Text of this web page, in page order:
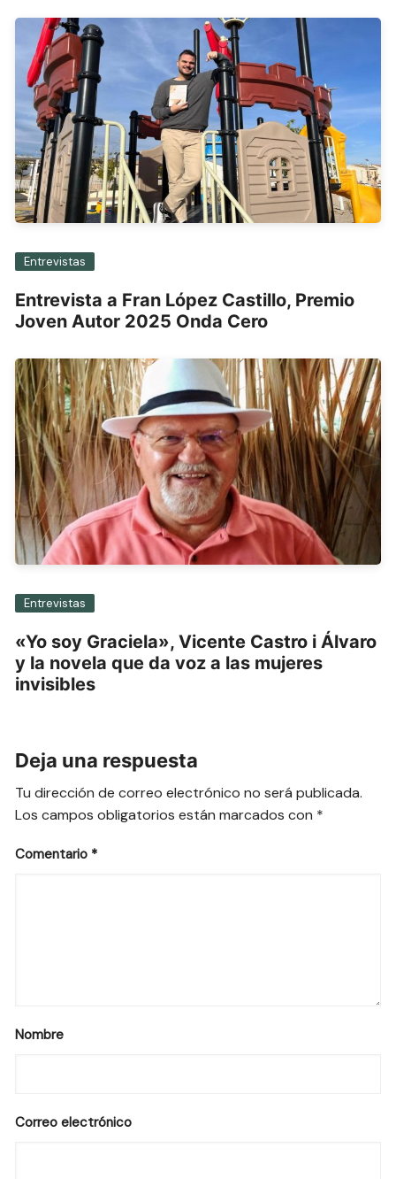
Entrevistas
Entrevista a Fran López Castillo, Premio
Joven Autor 2025 Onda Cero
Entrevistas
«Yo soy Graciela», Vicente Castro i Álvaro
y la novela que da voz a las mujeres
invisibles
Deja una respuesta
Tu dirección de correo electrónico no será publicada.
Los campos obligatorios están marcados con *
Comentario *
Nombre
Correo electrónico